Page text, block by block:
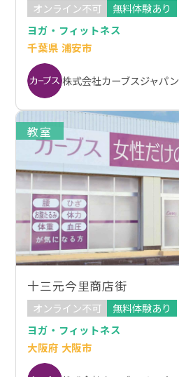
オンライン不可
無料体験あり
ヨガ・フィットネス
千葉県 浦安市
株式会社カーブスジャパン
教室
十三元今里商店街
オンライン不可
無料体験あり
ヨガ・フィットネス
大阪府 大阪市